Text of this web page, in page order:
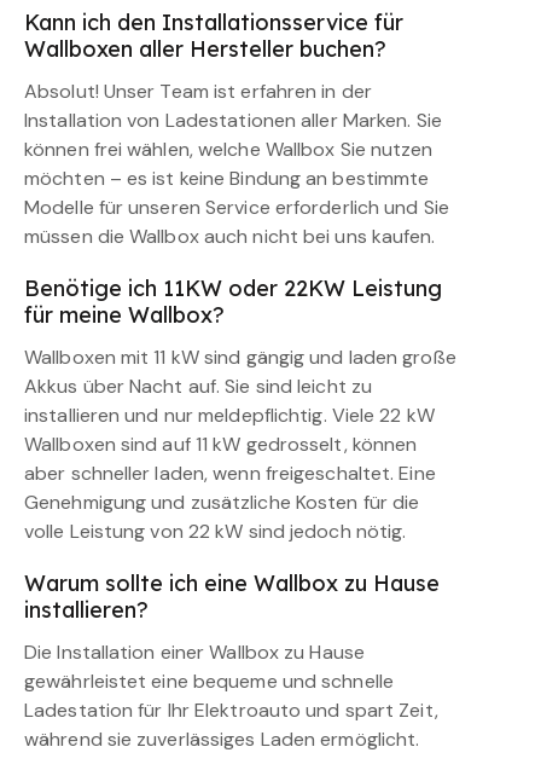
Kann ich den Installationsservice für
Wallboxen aller Hersteller buchen?
Absolut! Unser Team ist erfahren in der
Installation von Ladestationen aller Marken. Sie
können frei wählen, welche Wallbox Sie nutzen
möchten – es ist keine Bindung an bestimmte
Modelle für unseren Service erforderlich und Sie
müssen die Wallbox auch nicht bei uns kaufen.
Benötige ich 11KW oder 22KW Leistung
für meine Wallbox?
Wallboxen mit 11 kW sind gängig und laden große
Akkus über Nacht auf. Sie sind leicht zu
installieren und nur meldepflichtig. Viele 22 kW
Wallboxen sind auf 11 kW gedrosselt, können
aber schneller laden, wenn freigeschaltet. Eine
Genehmigung und zusätzliche Kosten für die
volle Leistung von 22 kW sind jedoch nötig.
Warum sollte ich eine Wallbox zu Hause
installieren?
Die Installation einer Wallbox zu Hause
gewährleistet eine bequeme und schnelle
Ladestation für Ihr Elektroauto und spart Zeit,
während sie zuverlässiges Laden ermöglicht.